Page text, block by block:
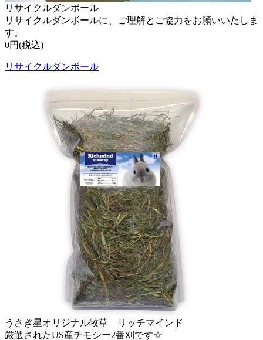
リサイクルダンボール
リサイクルダンボールに、ご理解とご協力をお願いいたしま
す。
0円(税込)
リサイクルダンボール
うさぎ星オリジナル牧草 リッチマインド
厳選されたUS産チモシー2番刈です☆